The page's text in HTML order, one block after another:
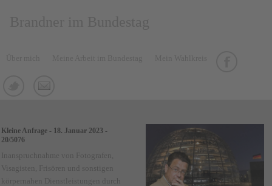
Kleine Anfrage - 18. Januar 2023 -
20/5076
Inanspruchnahme von Fotografen,
Visagisten, Frisören und sonstigen
körpernahen Dienstleistungen durch